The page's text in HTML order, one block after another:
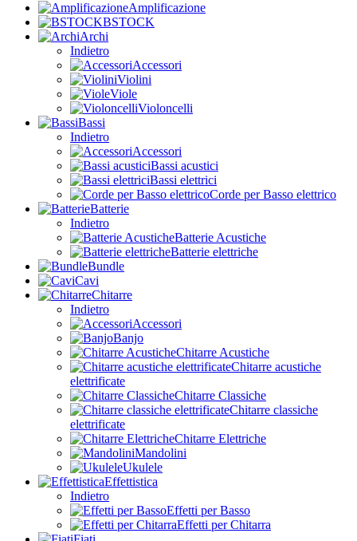
Amplificazione
BSTOCK
Archi
Indietro
Accessori
Violini
Viole
Violoncelli
Bassi
Indietro
Accessori
Bassi acustici
Bassi elettrici
Corde per Basso elettrico
Batterie
Indietro
Batterie Acustiche
Batterie elettriche
Bundle
Cavi
Chitarre
Indietro
Accessori
Banjo
Chitarre Acustiche
Chitarre acustiche
elettrificate
Chitarre Classiche
Chitarre classiche
elettrificate
Chitarre Elettriche
Mandolini
Ukulele
Effettistica
Indietro
Effetti per Basso
Effetti per Chitarra